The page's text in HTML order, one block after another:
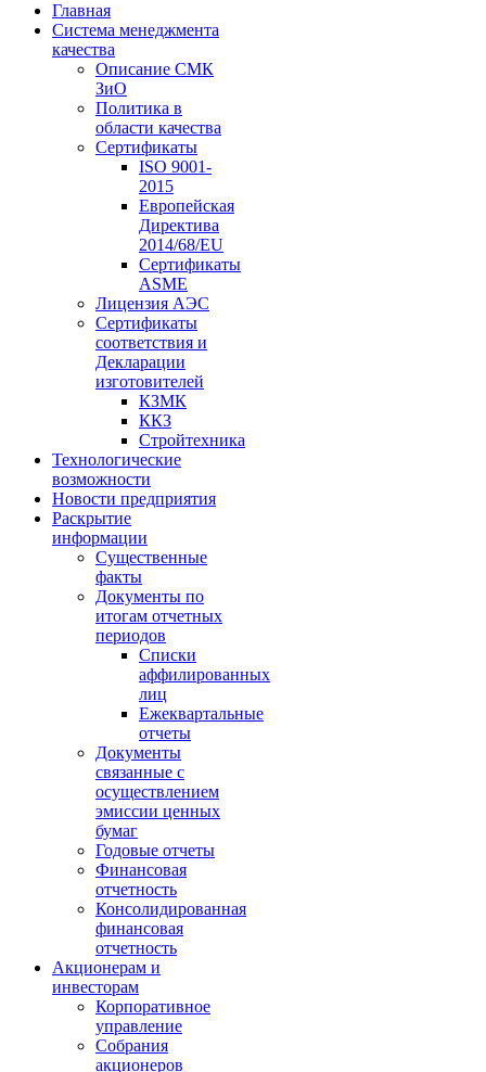
Главная
Система менеджмента
качества
Описание СМК
ЗиО
Политика в
области качества
Сертификаты
ISO 9001-
2015
Европейская
Директива
2014/68/EU
Сертификаты
ASME
Лицензия АЭС
Сертификаты
соответствия и
Декларации
изготовителей
КЗМК
ККЗ
Стройтехника
Технологические
возможности
Новости предприятия
Раскрытие
информации
Существенные
факты
Документы по
итогам отчетных
периодов
Списки
аффилированных
лиц
Ежеквартальные
отчеты
Документы
связанные с
осуществлением
эмиссии ценных
бумаг
Годовые отчеты
Финансовая
отчетность
Консолидированная
финансовая
отчетность
Акционерам и
инвесторам
Корпоративное
управление
Собрания
акционеров